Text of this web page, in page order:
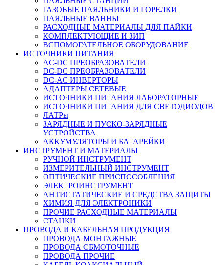
ГАЗОВЫЕ ПАЯЛЬНИКИ И ГОРЕЛКИ
ПАЯЛЬНЫЕ ВАННЫ
РАСХОДНЫЕ МАТЕРИАЛЫ ДЛЯ ПАЙКИ
КОМПЛЕКТУЮЩИЕ И ЗИП
ВСПОМОГАТЕЛЬНОЕ ОБОРУДОВАНИЕ
ИСТОЧНИКИ ПИТАНИЯ
AC-DC ПРЕОБРАЗОВАТЕЛИ
DC-DC ПРЕОБРАЗОВАТЕЛИ
DC-AC ИНВЕРТОРЫ
АДАПТЕРЫ СЕТЕВЫЕ
ИСТОЧНИКИ ПИТАНИЯ ЛАБОРАТОРНЫЕ
ИСТОЧНИКИ ПИТАНИЯ ДЛЯ СВЕТОДИОДОВ
ЛАТРы
ЗАРЯДНЫЕ И ПУСКО-ЗАРЯДНЫЕ
УСТРОЙСТВА
АККУМУЛЯТОРЫ И БАТАРЕЙКИ
ИНСТРУМЕНТ И МАТЕРИАЛЫ
РУЧНОЙ ИНСТРУМЕНТ
ИЗМЕРИТЕЛЬНЫЙ ИНСТРУМЕНТ
ОПТИЧЕСКИЕ ПРИСПОСОБЛЕНИЯ
ЭЛЕКТРОИНСТРУМЕНТ
АНТИСТАТИЧЕСКИЕ И СРЕДСТВА ЗАЩИТЫ
ХИМИЯ ДЛЯ ЭЛЕКТРОНИКИ
ПРОЧИЕ РАСХОДНЫЕ МАТЕРИАЛЫ
СТАНКИ
ПРОВОДА И КАБЕЛЬНАЯ ПРОДУКЦИЯ
ПРОВОДА МОНТАЖНЫЕ
ПРОВОДА ОБМОТОЧНЫЕ
ПРОВОДА ПРОЧИЕ